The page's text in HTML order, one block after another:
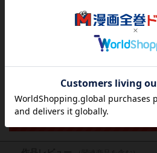
欲しいリストに
気になる商品